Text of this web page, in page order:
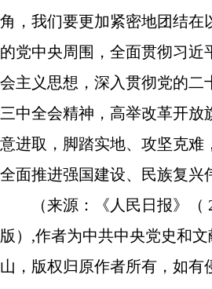
角，我们要更加紧密地团结在
的党中央周围，全面贯彻习近
会主义思想，深入贯彻党的二
三中全会精神，高举改革开放
意进取，脚踏实地、攻坚克难
全面推进强国建设、民族复兴
（来源：《 人民日报》（
版）,作者为中共中央党史和
山 ，版权归原作者所有，如有